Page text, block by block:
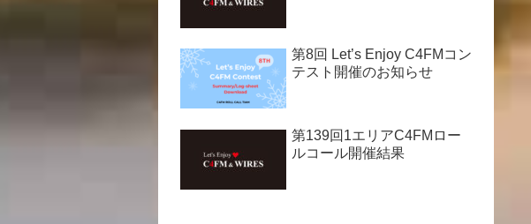
第8回 Let’s Enjoy C4FMコン
テスト開催のお知らせ
第139回1エリアC4FMロー
ルコール開催結果